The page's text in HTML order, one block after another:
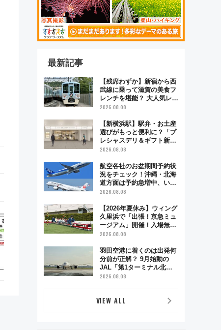
最新記事
【残席わずか】新宿から西
武線に乗って滋賀の美食フ
レンチを堪能？ 大人気レス
トラン列車「52席の至福」
の特別コラボ
2026.08.08
【新横浜駅】駅弁・お土産
選びがもっと便利に？「プ
レシャスデリ＆ギフト新横
浜」がオープン 場所や営
2026.08.08
航空各社のお盆期間予約状
況をチェック！沖縄・北海
道方面は予約急増中、いま
から狙うべき日は？
2026.08.08
【2026年夏休み】ウィング
久里浜で「出張！京急ミュ
ージアム」開催！入場無料
でスタンプラリーや子ども
2026.08.08
羽田空港に着くのは出発何
分前が正解？ 9月始動の
JAL「第1ターミナル北側
サテライト」は徒歩1キロ
2026.08.08
VIEW ALL